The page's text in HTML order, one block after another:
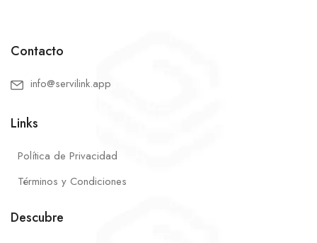
Contacto
info@servilink.app
Links
Política de Privacidad
Términos y Condiciones
Descubre